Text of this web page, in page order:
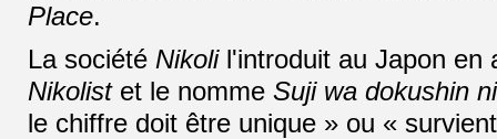
Place.
La société Nikolil'introduit au Japon en
Nikolistet le nomme Suji wa dokushin
le chiffre doit être unique » ou «